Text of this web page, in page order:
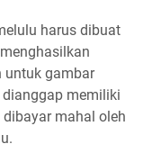
harus dibuat
untuk gambar
memiliki
mahal oleh